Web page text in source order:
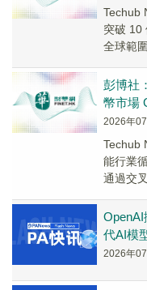
Techub
突破 10
全球範
彭博社
幣市場
2026年
Techub
能行業
通過交
代AI模
2026年